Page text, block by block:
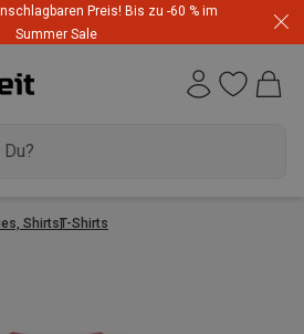
Preis! Bis zu -60 % im
Summer Sale
ShirtsT-Shirts